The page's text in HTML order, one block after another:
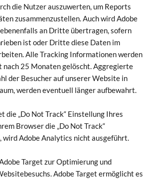
die Nutzer auszuwerten, um Reports
zusammenzustellen. Auch wird Adobe
an Dritte übertragen, sofern
ist oder Dritte diese Daten im
Alle Tracking Informationen werden
25 Monaten gelöscht. Aggregierte
der Besucher auf unserer Website in
werden eventuell länger aufbewahrt.
die „Do Not Track“ Einstellung Ihres
Browser die „Do Not Track“
Adobe Analytics nicht ausgeführt.
Target zur Optimierung und
Adobe Target ermöglicht es